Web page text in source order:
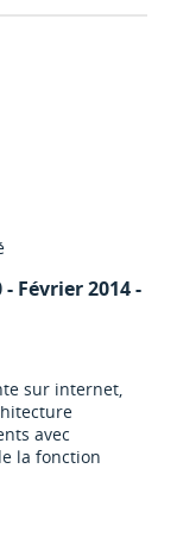
- Février 2014 -
sur internet,
avec
la fonction